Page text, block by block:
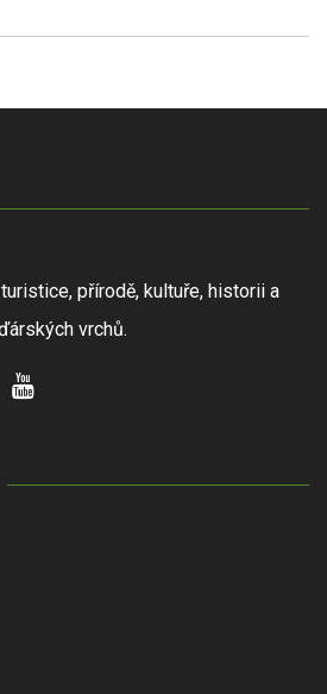
přírodě, kultuře, historii a
vrchů.